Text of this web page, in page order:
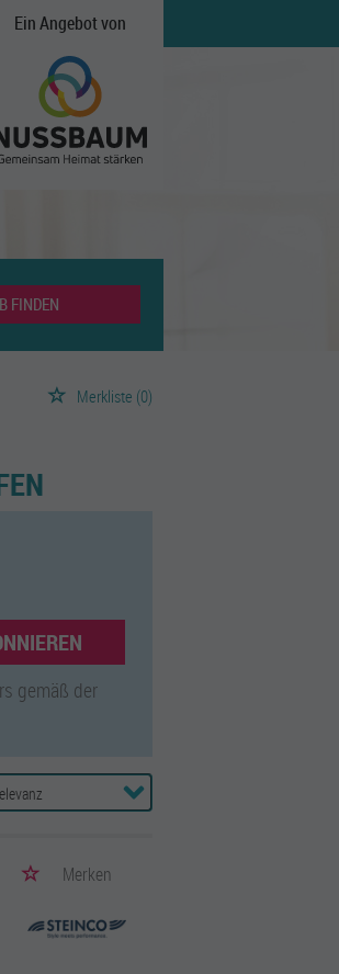
Ein Angebot von
FINDEN
Merkliste (0)
gemäß der
Merken